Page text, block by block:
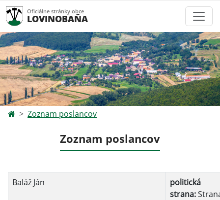
Oficiálne stránky obce
LOVINOBAŇA
Zoznam poslancov
Zoznam poslancov
Baláž Ján
politická
strana: